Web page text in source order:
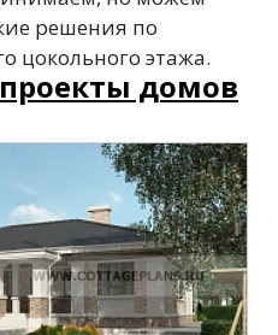
решения по
цокольного этажа.
домов